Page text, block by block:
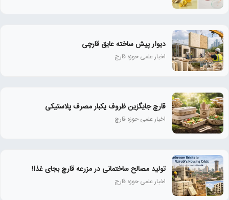
دیوار پیش ساخته عایق قارچی
اخبار علمی حوزه قارچ
قارچ جایگزین ظروف یکبار مصرف پلاستیکی
اخبار علمی حوزه قارچ
تولید مصالح ساختمانی در مزرعه قارچ بجای غذا!
اخبار علمی حوزه قارچ